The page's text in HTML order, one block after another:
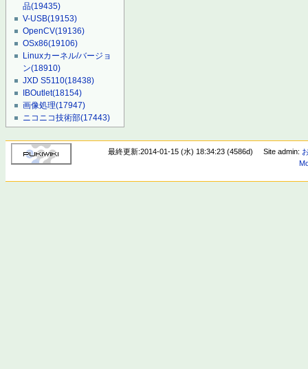
品(19435)
V-USB(19153)
OpenCV(19136)
OSx86(19106)
Linuxカーネル/バージョ
ン(18910)
JXD S5110(18438)
IBOutlet(18154)
画像処理(17947)
ニコニコ技術部(17443)
最終更新:2014-01-15 (水) 18:34:23 (4586d) Site admin: